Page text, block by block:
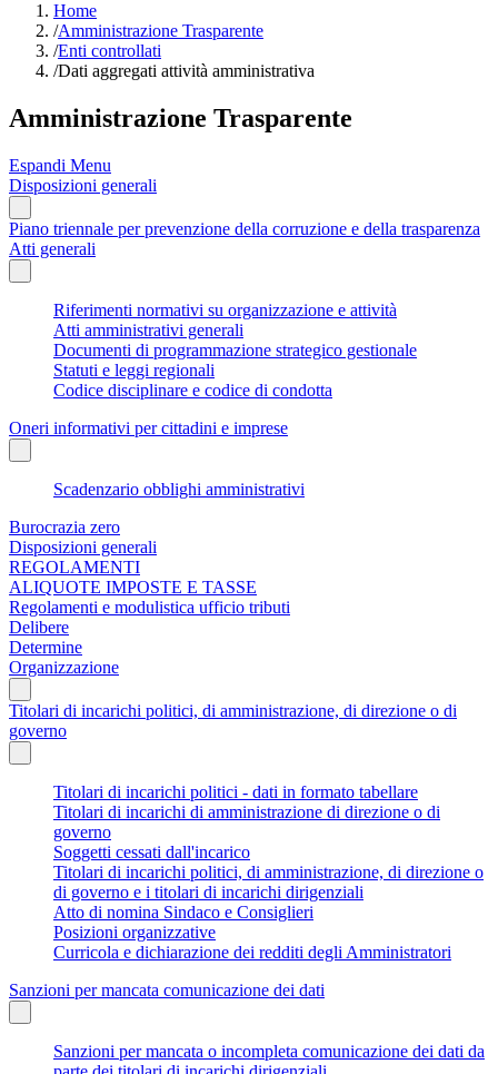
Home
/Amministrazione Trasparente
/Enti controllati
/Dati aggregati attività amministrativa
Amministrazione Trasparente
Espandi Menu
Disposizioni generali
Piano triennale per prevenzione della corruzione e della trasparenza
Atti generali
Riferimenti normativi su organizzazione e attività
Atti amministrativi generali
Documenti di programmazione strategico gestionale
Statuti e leggi regionali
Codice disciplinare e codice di condotta
Oneri informativi per cittadini e imprese
Scadenzario obblighi amministrativi
Burocrazia zero
Disposizioni generali
REGOLAMENTI
ALIQUOTE IMPOSTE E TASSE
Regolamenti e modulistica ufficio tributi
Delibere
Determine
Organizzazione
Titolari di incarichi politici, di amministrazione, di direzione o di
governo
Titolari di incarichi politici - dati in formato tabellare
Titolari di incarichi di amministrazione di direzione o di
governo
Soggetti cessati dall'incarico
Titolari di incarichi politici, di amministrazione, di direzione o
di governo e i titolari di incarichi dirigenziali
Atto di nomina Sindaco e Consiglieri
Posizioni organizzative
Curricola e dichiarazione dei redditi degli Amministratori
Sanzioni per mancata comunicazione dei dati
Sanzioni per mancata o incompleta comunicazione dei dati da